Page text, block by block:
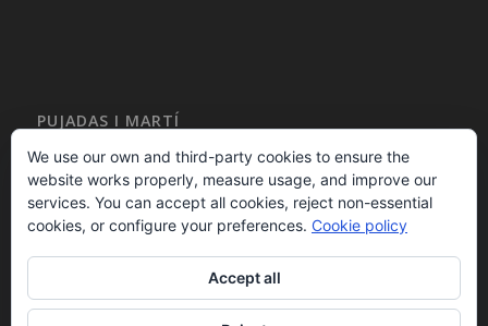
PUJADAS I MARTÍ
Cortinas en Barcelona
Tendencia en cortinas
Asesoramiento en cortinas
Decoración en cortinas
We use our own and third-party cookies to ensure the
website works properly, measure usage, and improve our
services. You can accept all cookies, reject non-essential
cookies, or configure your preferences. Cookie policy
Accept all